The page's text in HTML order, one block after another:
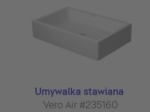
Umywalka stawiana
Vero Air #235160